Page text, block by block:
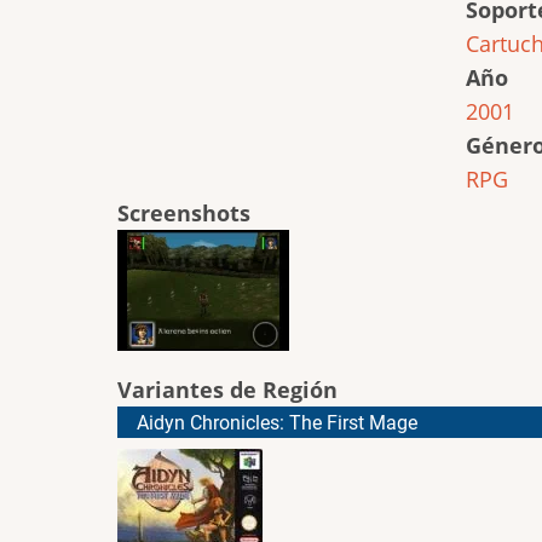
Año
2001
RPG
Screenshots
Variantes de Región
Aidyn Chronicles: The First Mage